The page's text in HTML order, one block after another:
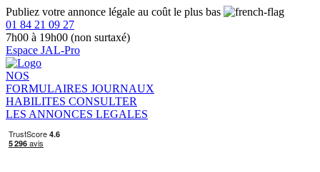
Publiez votre annonce légale au coût le plus bas
01 84 21 09 27
7h00 à 19h00 (non surtaxé)
Espace JAL-Pro
NOS
FORMULAIRES JOURNAUX
HABILITES CONSULTER
LES ANNONCES LEGALES